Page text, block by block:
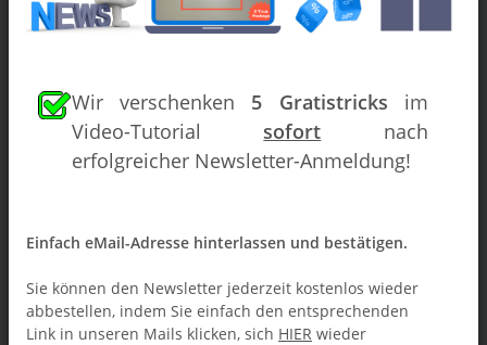
Wir verschenken 5 Gratistricks im
Video-Tutorial sofort nach
erfolgreicher Newsletter-Anmeldung!
Einfach eMail-Adresse hinterlassen und bestätigen.
Sie können den Newsletter jederzeit kostenlos wieder
abbestellen, indem Sie einfach den entsprechenden
Link in unseren Mails klicken, sich HIER wieder